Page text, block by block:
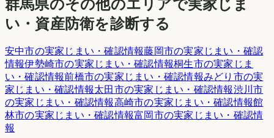
群馬県のその他のエリアで実家じま
い・資産防衛を診断する
安中市の実家じまい・確認情報藤岡市の実家じまい・確認
情報伊勢崎市の実家じまい・確認情報桐生市の実家じま
い・確認情報前橋市の実家じまい・確認情報みどり市の実
家じまい・確認情報太田市の実家じまい・確認情報渋川市
の実家じまい・確認情報高崎市の実家じまい・確認情報館
林市の実家じまい・確認情報富岡市の実家じまい・確認情
報